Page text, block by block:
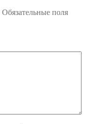
Обязательные поля